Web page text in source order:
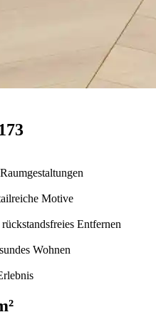
Motive
Entfernen
Wohnen